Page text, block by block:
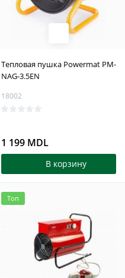
Тепловая пушка Powermat PM-
NAG-3.5EN
18002
1 199 MDL
В корзину
Топ